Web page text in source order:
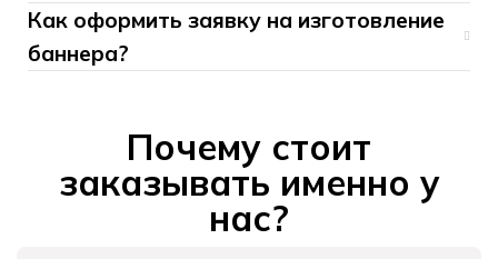
Как оформить заявку на изготовление
баннера?
Почему стоит
заказывать именно у
нас?